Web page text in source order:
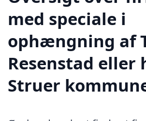
med speciale i
ophængning af
Resenstad eller
Struer